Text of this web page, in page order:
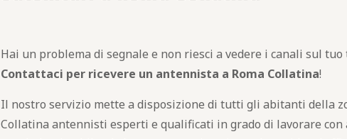
Hai un problema di segnale e non riesci a vedere i canali sul tuo
Contattaci per ricevere un antennista a Roma Collatina!
Il nostro servizio mette a disposizione di tutti gli abitanti della
Collatina antennisti esperti e qualificati in grado di lavorare con